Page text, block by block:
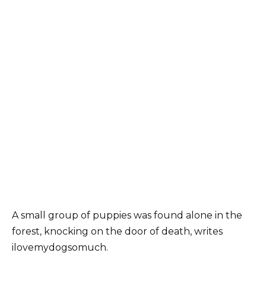
A small group of puppies was found alone in the
forest, knocking on the door of death, writes
ilovemydogsomuch.